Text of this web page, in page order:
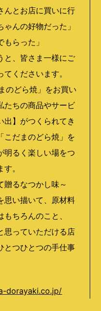
んとお店に買いに行
んの好物だった」
もらった」
と、皆さま一様にご
くださいます。
のどら焼」をお買い
たちの商品やサービ
出】がつくられてき
こだまのどら焼」を
明るく楽しい場をつ
。
贈るなつかし味～
思い描いて、原材料
ちろんのこと、
思っていただける店
とつひとつの手仕事
dorayaki.co.jp/